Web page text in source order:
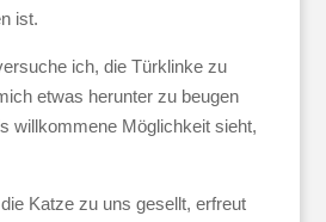
ist.
ich, die Türklinke zu
etwas herunter zu beugen
willkommene Möglichkeit sieht,
Katze zu uns gesellt, erfreut